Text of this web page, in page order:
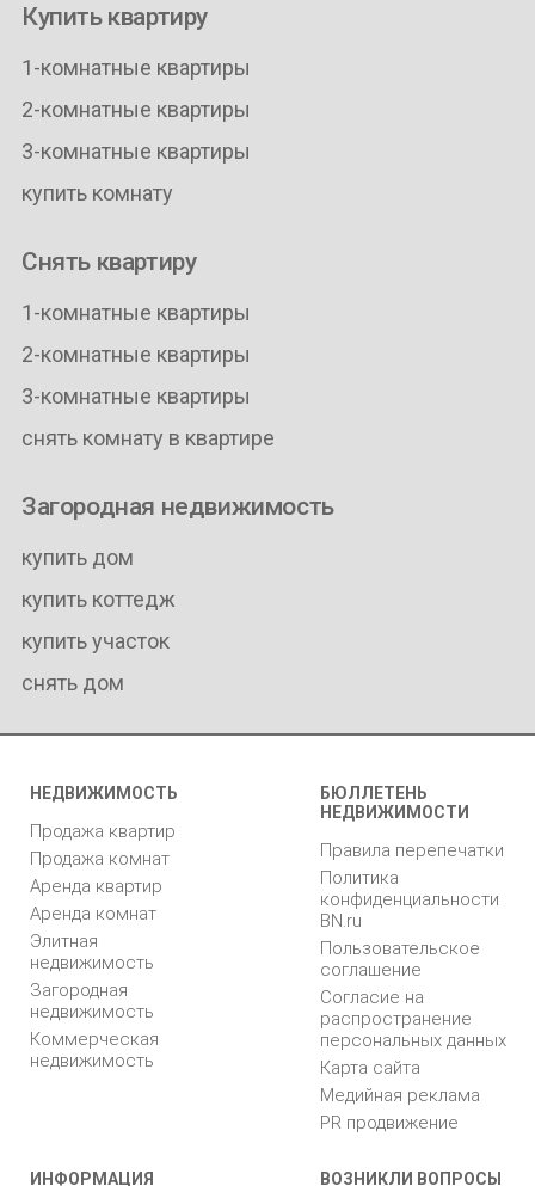
Купить квартиру
1-комнатные квартиры
2-комнатные квартиры
3-комнатные квартиры
купить комнату
Снять квартиру
1-комнатные квартиры
2-комнатные квартиры
3-комнатные квартиры
снять комнату в квартире
Загородная недвижимость
купить дом
купить коттедж
купить участок
снять дом
НЕДВИЖИМОСТЬ
Продажа квартир
Продажа комнат
Аренда квартир
Аренда комнат
Элитная
недвижимость
Загородная
недвижимость
Коммерческая
недвижимость
БЮЛЛЕТЕНЬ
НЕДВИЖИМОСТИ
Правила перепечатки
Политика
конфиденциальности
BN.ru
Пользовательское
соглашение
Согласие на
распространение
персональных данных
Карта сайта
Медийная реклама
PR продвижение
ИНФОРМАЦИЯ ВОЗНИКЛИ ВОПРОСЫ